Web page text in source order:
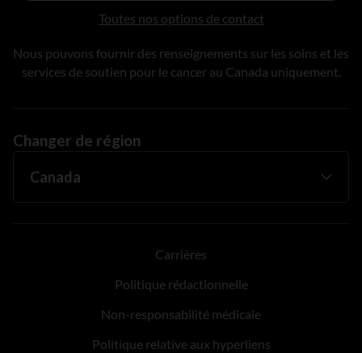
Toutes nos options de contact
Nous pouvons fournir des renseignements sur les soins et les
services de soutien pour le cancer au Canada uniquement.
Changer de région
Carrières
Politique rédactionnelle
Non-responsabilité médicale
Politique relative aux hyperliens